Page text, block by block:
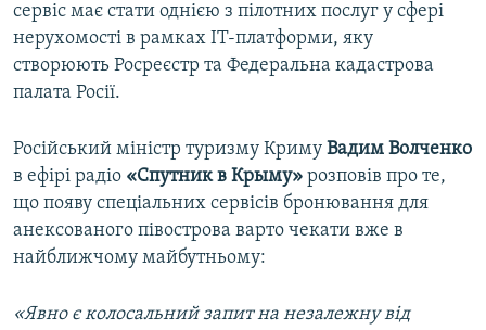
сервіс має стати однією з пілотних послуг у сфері
нерухомості в рамках IT-платформи, яку
створюють Росреєстр та Федеральна кадастрова
палата Росії.
Російський міністр туризму Криму Вадим Волченко
в ефірі радіо «Спутник в Крыму» розповів про те,
що появу спеціальних сервісів бронювання для
анексованого півострова варто чекати вже в
найближчому майбутньому:
«Явно є колосальний запит на незалежну від